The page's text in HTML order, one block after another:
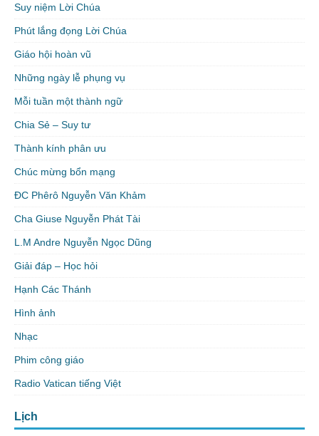
Suy niệm Lời Chúa
Phút lắng đọng Lời Chúa
Giáo hội hoàn vũ
Những ngày lễ phụng vụ
Mỗi tuần một thành ngữ
Chia Sẻ – Suy tư
Thành kính phân ưu
Chúc mừng bổn mạng
ĐC Phêrô Nguyễn Văn Khảm
Cha Giuse Nguyễn Phát Tài
L.M Andre Nguyễn Ngọc Dũng
Giải đáp – Học hỏi
Hạnh Các Thánh
Hình ảnh
Nhạc
Phim công giáo
Radio Vatican tiếng Việt
Lịch